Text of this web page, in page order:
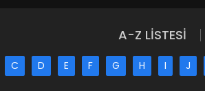
A-Z LİSTESİ
C D E F G H I J